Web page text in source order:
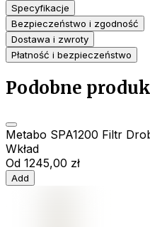
Specyfikacje
Bezpieczeństwo i zgodność
Dostawa i zwroty
Płatność i bezpieczeństwo
Podobne
Metabo SPA1200 Filtr
Wkład
Od 1245,00 zł
Add